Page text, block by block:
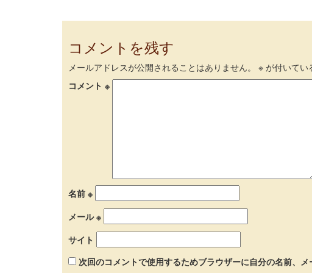
コメントを残す
メールアドレスが公開されることはありません。 ※ が付いてい
コメント ※
名前 ※
メール※
サイト
次回のコメントで使用するためブラウザーに自分の名前、メ